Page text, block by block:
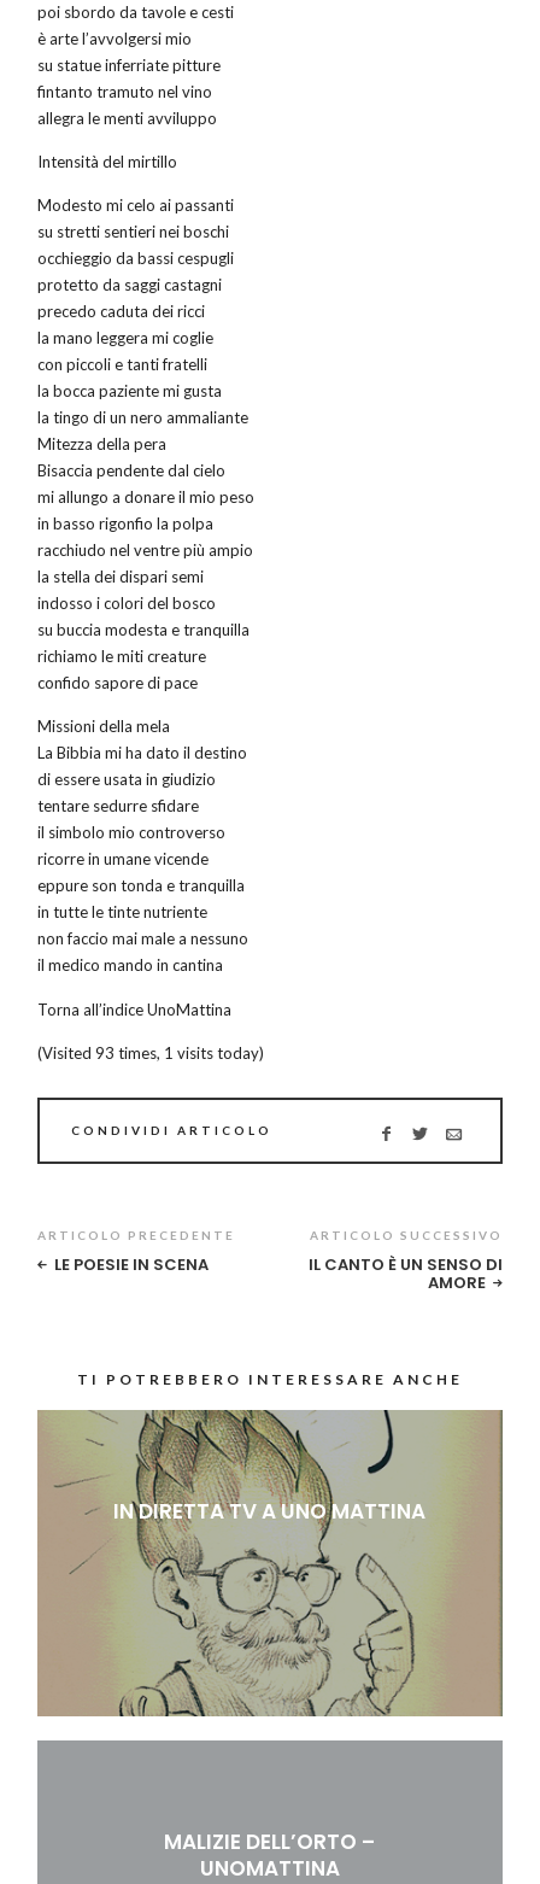
poi sbordo da tavole e cesti
è arte l’avvolgersi mio
su statue inferriate pitture
fintanto tramuto nel vino
allegra le menti avviluppo
Intensità del mirtillo
Modesto mi celo ai passanti
su stretti sentieri nei boschi
occhieggio da bassi cespugli
protetto da saggi castagni
precedo caduta dei ricci
la mano leggera mi coglie
con piccoli e tanti fratelli
la bocca paziente mi gusta
la tingo di un nero ammaliante
Mitezza della pera
Bisaccia pendente dal cielo
mi allungo a donare il mio peso
in basso rigonfio la polpa
racchiudo nel ventre più ampio
la stella dei dispari semi
indosso i colori del bosco
su buccia modesta e tranquilla
richiamo le miti creature
confido sapore di pace
Missioni della mela
La Bibbia mi ha dato il destino
di essere usata in giudizio
tentare sedurre sfidare
il simbolo mio controverso
ricorre in umane vicende
eppure son tonda e tranquilla
in tutte le tinte nutriente
non faccio mai male a nessuno
il medico mando in cantina
Torna all’indice UnoMattina
(Visited 93 times, 1 visits today)
CONDIVIDI ARTICOLO
ARTICOLO PRECEDENTE
LE POESIE IN SCENA
ARTICOLO SUCCESSIVO
IL CANTO È UN SENSO DI
AMORE
TI POTREBBERO INTERESSARE ANCHE
IN DIRETTA TV A UNO MATTINA
MALIZIE DELL’ORTO –
UNOMATTINA